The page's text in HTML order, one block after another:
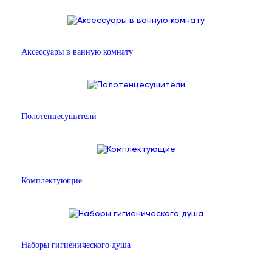
Аксессуары в ванную комнату
Полотенцесушители
Комплектующие
Наборы гигиенического душа